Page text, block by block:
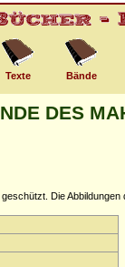
Texte Bände
DES
Die Abbildungen